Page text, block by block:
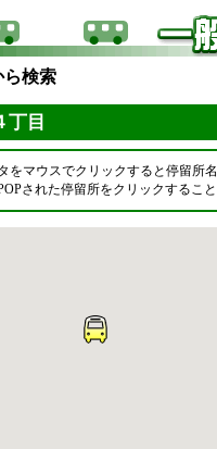
ら検索
目
をマウスでクリックすると停留所
された停留所をクリックするこ